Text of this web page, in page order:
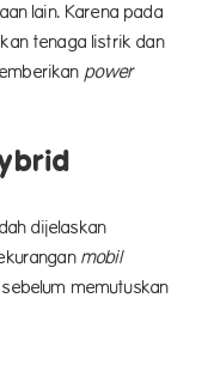
lain. Karena pada
tenaga listrik dan
power
dijelaskan
mobil
memutuskan